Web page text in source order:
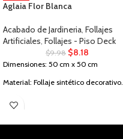
Aglaia Flor Blanca
Acabado de Jardineria, Follajes
Artificiales, Follajes - Piso Deck
$9.98 $8.18
Dimensiones: 50 cm x 50 cm
Material: Follaje sintético decorativo.